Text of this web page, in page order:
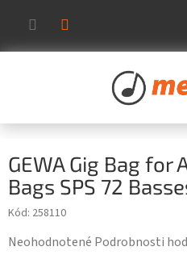
obsah
GEWA Gig Bag for
Bags SPS 72
Kód: 258110
Priemerné
Neohodnotené Podrobnosti